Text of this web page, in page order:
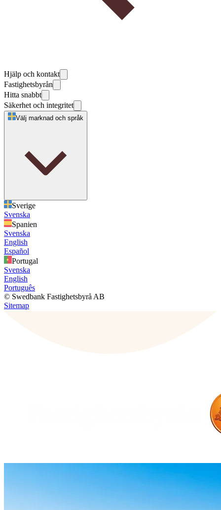
Hjälp och kontakt
Fastighetsbyrån
Hitta snabbt
Säkerhet och integritet
Välj marknad och språk
Sverige
Svenska
Spanien
Svenska
English
Español
Portugal
Svenska
English
Português
© Swedbank Fastighetsbyrå AB
Sitemap